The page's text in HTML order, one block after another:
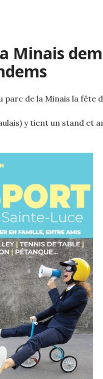
Minais
parc de la Minais la fête
y tient un stand